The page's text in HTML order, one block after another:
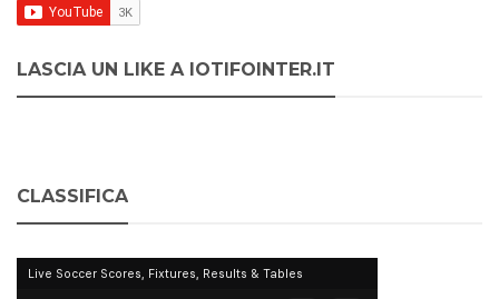
LASCIA UN LIKE A IOTIFOINTER.IT
CLASSIFICA